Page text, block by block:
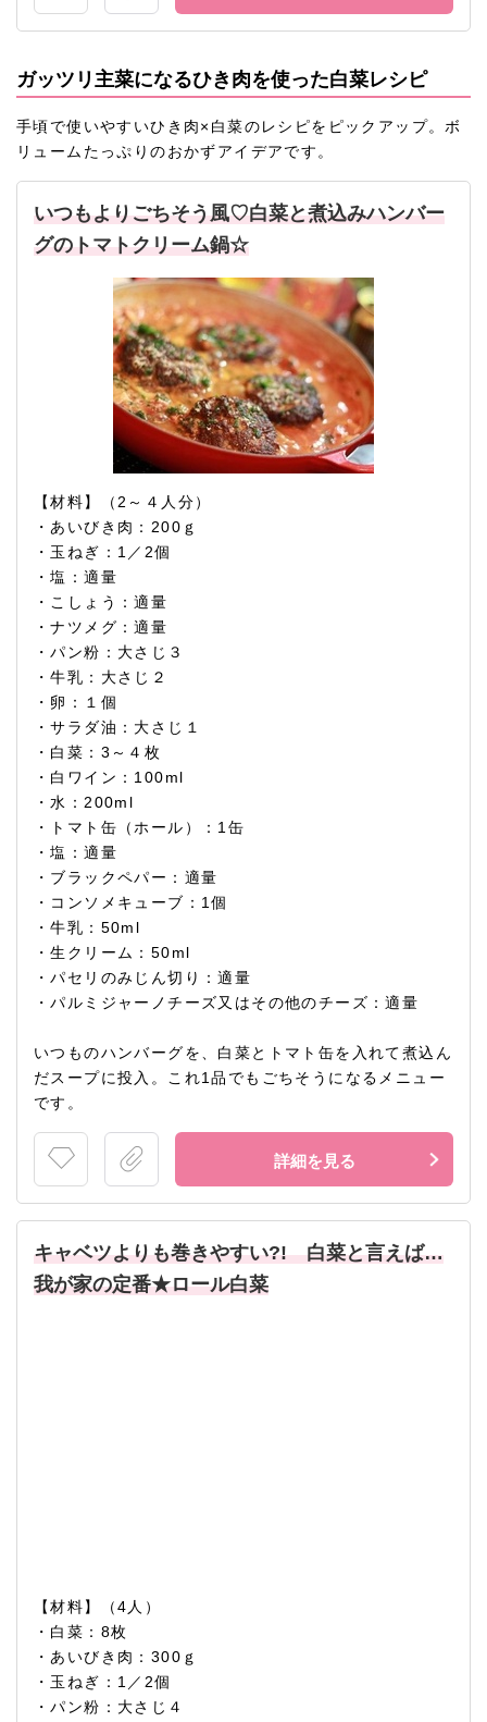
ガッツリ主菜になるひき肉を使った白菜レシピ
手頃で使いやすいひき肉×白菜のレシピをピックアップ。ボ
リュームたっぷりのおかずアイデアです。
いつもよりごちそう風♡白菜と煮込みハンバー
グのトマトクリーム鍋☆
【材料】（2～４人分）
・あいびき肉：200ｇ
・玉ねぎ：1／2個
・塩：適量
・こしょう：適量
・ナツメグ：適量
・パン粉：大さじ３
・牛乳：大さじ２
・卵：１個
・サラダ油：大さじ１
・白菜：3～４枚
・白ワイン：100ml
・水：200ml
・トマト缶（ホール）：1缶
・塩：適量
・ブラックペパー：適量
・コンソメキューブ：1個
・牛乳：50ml
・生クリーム：50ml
・パセリのみじん切り：適量
・パルミジャーノチーズ又はその他のチーズ：適量
いつものハンバーグを、白菜とトマト缶を入れて煮込ん
だスープに投入。これ1品でもごちそうになるメニュー
です。
詳細を見る
キャベツよりも巻きやすい?! 白菜と言えば…
我が家の定番★ロール白菜
【材料】（4人）
・白菜：8枚
・あいびき肉：300ｇ
・玉ねぎ：1／2個
・パン粉：大さじ４